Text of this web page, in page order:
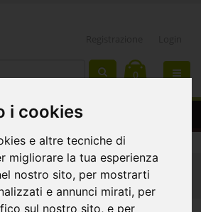
i cookies
e altre tecniche di
migliorare la tua esperienza
nostro sito, per mostrarti
e annunci mirati, per
sul nostro sito, e per
0
bifacciale
Roll-up ed Espositori Porta Banner
Pvc Banner 100cm